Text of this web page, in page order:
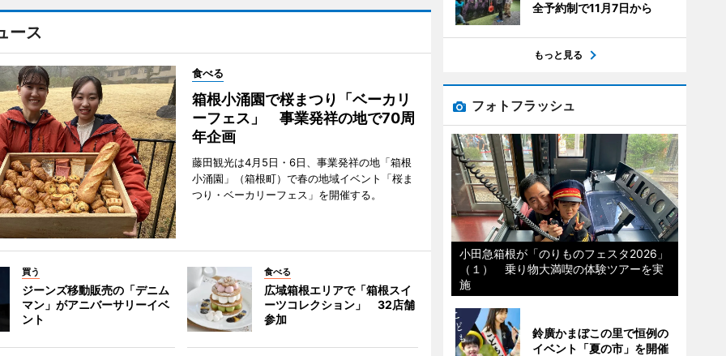
ース
食べる
箱根小涌園で桜まつり「ベーカリ
ーフェス」 事業発祥の地で70周
年企画
藤田観光は4月5日・6日、事業発祥の地「箱根
小涌園」（箱根町）で春の地域イベント「桜ま
つり・ベーカリーフェス」を開催する。
買う
ジーンズ移動販売の「デニム
マン」がアニバーサリーイベ
ント
食べる
広域箱根エリアで「箱根スイ
ーツコレクション」 32店舗
参加
全予約制で11月7日から
もっと見る
フォトフラッシュ
小田急箱根が「のりものフェスタ2026」
（１） 乗り物大満喫の体験ツアーを実
施
鈴廣かまぼこの里で恒例の
イベント「夏の市」を開催